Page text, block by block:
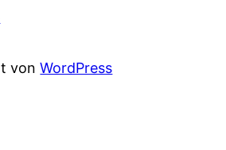
vonWordPress